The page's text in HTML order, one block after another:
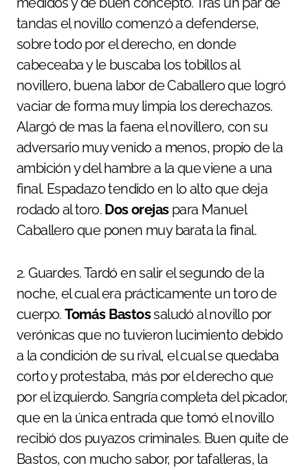
tandas el novillo comenzó a defenderse,
sobre todo por el derecho, en donde
cabeceaba y le buscaba los tobillos al
novillero, buena labor de Caballero que logró
vaciar de forma muy limpia los derechazos.
Alargó de mas la faena el novillero, con su
adversario muy venido a menos, propio de la
ambición y del hambre a la que viene a una
final. Espadazo tendido en lo alto que deja
rodado al toro. Dos orejaspara Manuel
Caballero que ponen muy barata la final.
2. Guardes. Tardó en salir el segundo de la
noche, el cual era prácticamente un toro de
cuerpo.Tomás Bastossaludó al novillo por
verónicas que no tuvieron lucimiento debido
a la condición de su rival, el cual se quedaba
corto y protestaba, más por el derecho que
por el izquierdo. Sangría completa del picador,
que en la única entrada que tomó el novillo
recibió dos puyazos criminales. Buen quite de
Bastos, con mucho sabor, por tafalleras, la